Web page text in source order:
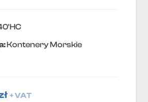
Kontenery Morskie
+ VAT